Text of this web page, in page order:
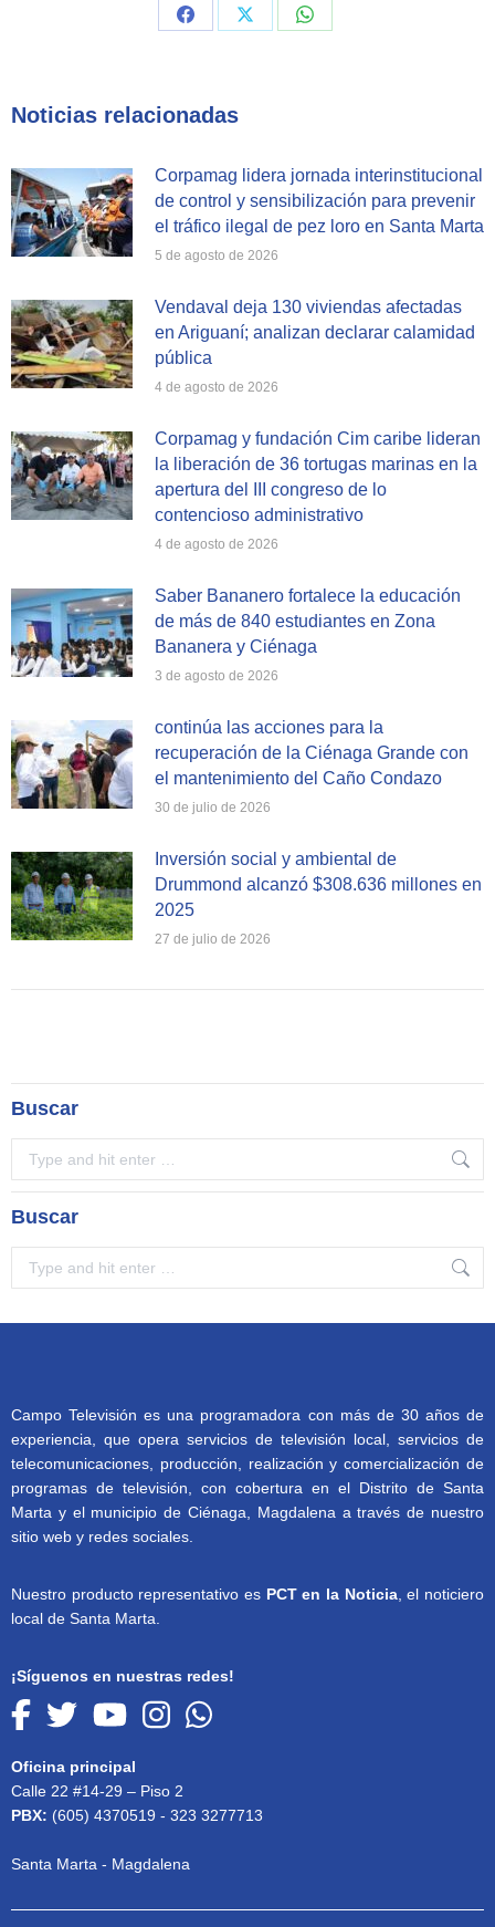
Share
Share
Share
Noticias relacionadas
Corpamag lidera jornada interinstitucional
de control y sensibilización para prevenir
el tráfico ilegal de pez loro en Santa Marta
5 de agosto de 2026
Vendaval deja 130 viviendas afectadas
en Ariguaní; analizan declarar calamidad
pública
4 de agosto de 2026
Corpamag y fundación Cim caribe lideran
la liberación de 36 tortugas marinas en la
apertura del III congreso de lo
contencioso administrativo
4 de agosto de 2026
Saber Bananero fortalece la educación
de más de 840 estudiantes en Zona
Bananera y Ciénaga
3 de agosto de 2026
continúa las acciones para la
recuperación de la Ciénaga Grande con
el mantenimiento del Caño Condazo
30 de julio de 2026
Inversión social y ambiental de
Drummond alcanzó $308.636 millones en
2025
27 de julio de 2026
Buscar
Buscar
Campo Televisión es una programadora con más de 30 años de
experiencia, que opera servicios de televisión local, servicios de
telecomunicaciones, producción, realización y comercialización de
programas de televisión, con cobertura en el Distrito de Santa
Marta y el municipio de Ciénaga, Magdalena a través de nuestro
sitio web y redes sociales.
Nuestro producto representativo es PCT en la Noticia, el noticiero
local de Santa Marta.
¡Síguenos en nuestras redes!
Oficina principal
Calle 22 #14-29 – Piso 2
PBX: (605) 4370519 - 323 3277713
Santa Marta - Magdalena